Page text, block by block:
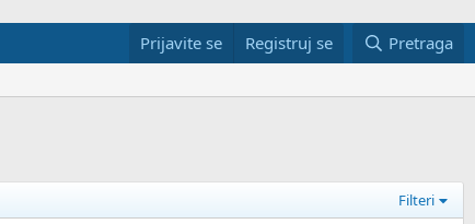
Prijavite se Registruj se Pretraga
Filteri